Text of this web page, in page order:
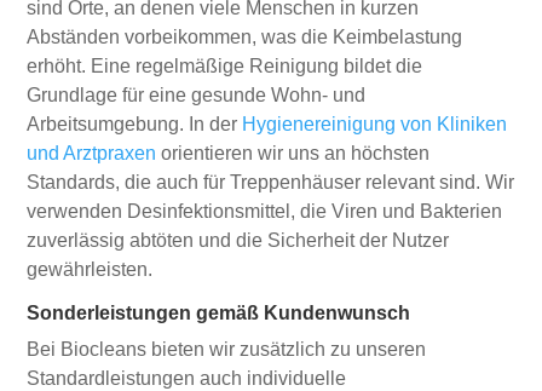
sind Orte, an denen viele Menschen in kurzen
Abständen vorbeikommen, was die Keimbelastung
erhöht. Eine regelmäßige Reinigung bildet die
Grundlage für eine gesunde Wohn- und
Arbeitsumgebung. In der Hygienereinigung von Kliniken
und Arztpraxen orientieren wir uns an höchsten
Standards, die auch für Treppenhäuser relevant sind. Wir
verwenden Desinfektionsmittel, die Viren und Bakterien
zuverlässig abtöten und die Sicherheit der Nutzer
gewährleisten.
Sonderleistungen gemäß Kundenwunsch
Bei Biocleans bieten wir zusätzlich zu unseren
Standardleistungen auch individuelle